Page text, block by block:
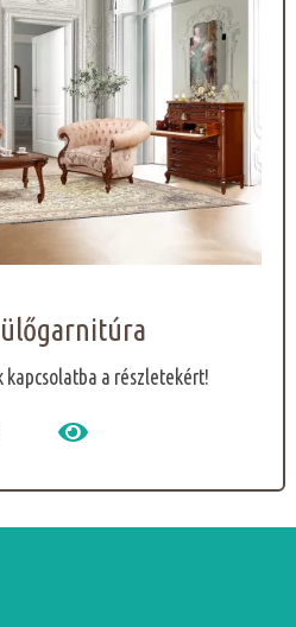
kapcsolatba a részletekért!